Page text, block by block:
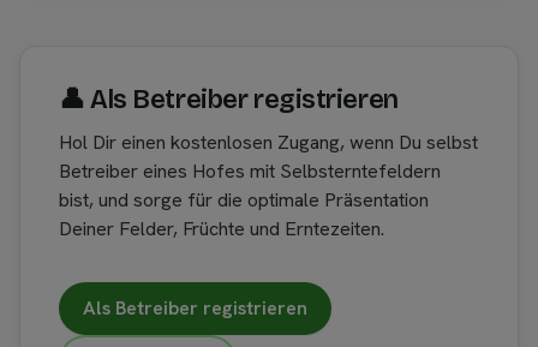
👤︎ Als Betreiber registrieren
Hol Dir einen kostenlosen Zugang, wenn Du selbst
Betreiber eines Hofes mit Selbsterntefeldern
bist, und sorge für die optimale Präsentation
Deiner Felder, Früchte und Erntezeiten.
Als Betreiber registrieren